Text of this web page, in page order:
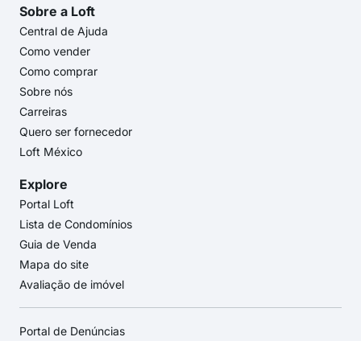
Sobre a Loft
Central de Ajuda
Como vender
Como comprar
Sobre nós
Carreiras
Quero ser fornecedor
Loft México
Explore
Portal Loft
Lista de Condomínios
Guia de Venda
Mapa do site
Avaliação de imóvel
Portal de Denúncias